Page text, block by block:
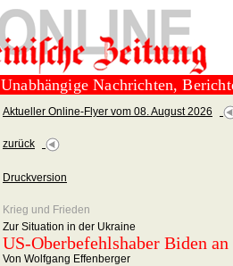
Unabhängige Nachrichten,
Aktueller Online-Flyer vom 08. August 2026
zurück
Druckversion
Krieg und Frieden
Zur Situation in der Ukraine
US-Oberbefehlshaber Biden
Von Wolfgang Effenberger